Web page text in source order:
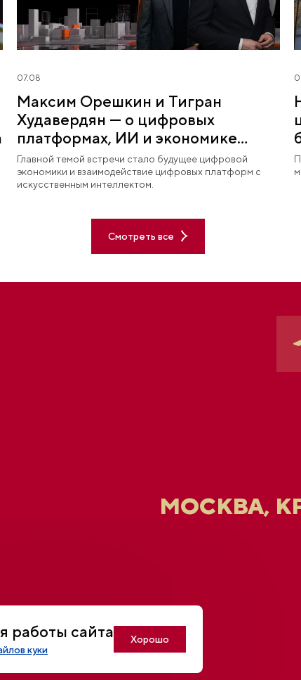
07.08
Максим Орешкин и Тигран
Худавердян — о цифровых
платформах, ИИ и экономике
будущего
Главной темой встречи стало будущее цифровой
экономики и взаимодействие цифровых платформ с
искусственным интеллектом.
Смотреть все
МОСКВА,
работы сайта
куки
Хорошо